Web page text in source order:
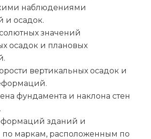
наблюдениями
и осадок.
значений
осадок и плановых
вертикальных осадок и
фундамента и наклона стен
зданий и
маркам, расположенным по